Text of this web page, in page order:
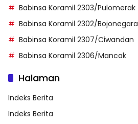
Babinsa Koramil 2303/Pulomerak
Babinsa Koramil 2302/Bojonegara
Babinsa Koramil 2307/Ciwandan
Babinsa Koramil 2306/Mancak
Halaman
Indeks Berita
Indeks Berita